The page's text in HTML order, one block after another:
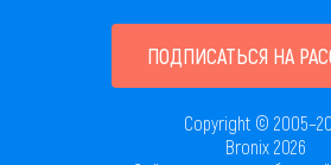
ПОДПИСАТЬСЯ НА
Copyright ©
Bronix 2026